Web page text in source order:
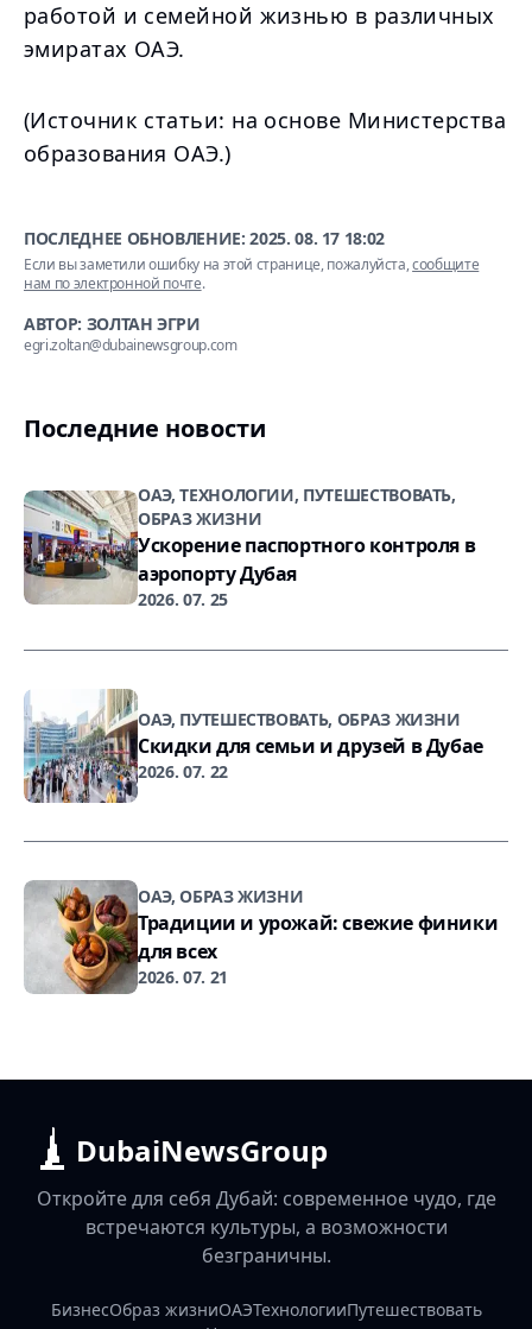
работой и семейной жизнью в различных
эмиратах ОАЭ.
(Источник статьи: на основе Министерства
образования ОАЭ.)
ПОСЛЕДНЕЕ ОБНОВЛЕНИЕ:2025. 08. 17 18:02
Если вы заметили ошибку на этой странице, пожалуйста,сообщите
нам по электронной почте.
АВТОР: ЗОЛТАН ЭГРИ
egri.zoltan@dubainewsgroup.com
Последние новости
ОАЭ, ТЕХНОЛОГИИ, ПУТЕШЕСТВОВАТЬ,
ОБРАЗ ЖИЗНИ
Ускорение паспортного контроля в
аэропорту Дубая
2026. 07. 25
ОАЭ, ПУТЕШЕСТВОВАТЬ, ОБРАЗ ЖИЗНИ
Скидки для семьи и друзей в Дубае
2026. 07. 22
ОАЭ, ОБРАЗ ЖИЗНИ
Традиции и урожай: свежие финики
для всех
2026. 07. 21
DubaiNewsGroup
Откройте для себя Дубай: современное чудо, где
встречаются культуры, а возможности
безграничны.
БизнесОбраз жизниОАЭТехнологииПутешествовать